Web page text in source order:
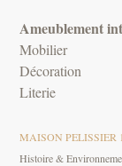
Ameublement
Mobilier
Décoration
Literie
MAISON PELISSIER
Histoire &